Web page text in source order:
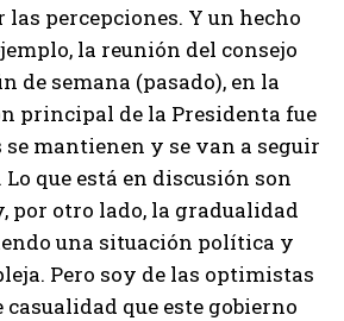
las percepciones. Y un hecho
la reunión del consejo
de semana (pasado), en la
principal de la Presidenta fue
se mantienen y se van a seguir
que está en discusión son
por otro lado, la gradualidad
una situación política y
Pero soy de las optimistas
casualidad que este gobierno